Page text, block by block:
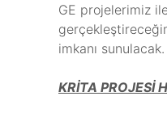
GE projelerimiz
imkanı
KRİTA PROJESİ